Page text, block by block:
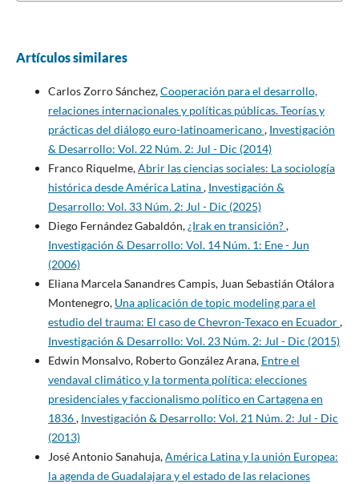
Artículos similares
Carlos Zorro Sánchez,Cooperación para el desarrollo,
relaciones internacionales y políticas públicas. Teorías y
prácticas del diálogo euro-latinoamericano, Investigación
& Desarrollo: Vol. 22 Núm. 2: Jul - Dic (2014)
Franco Riquelme,Abrir las ciencias sociales: La sociología
histórica desde América Latina, Investigación &
Desarrollo: Vol. 33 Núm. 2: Jul - Dic (2025)
Diego Fernández Gabaldón,¿Irak en transición?,
Investigación & Desarrollo: Vol. 14 Núm. 1: Ene - Jun
(2006)
Eliana Marcela Sanandres Campis, Juan Sebastián Otálora
Montenegro, Una aplicación de topic modeling para el
estudio del trauma: El caso de Chevron-Texaco en Ecuador,
Investigación & Desarrollo: Vol. 23 Núm. 2: Jul - Dic (2015)
Edwin Monsalvo, Roberto González Arana, Entre el
vendaval climático y la tormenta política: elecciones
presidenciales y faccionalismo político en Cartagena en
1836, Investigación & Desarrollo: Vol. 21 Núm. 2: Jul - Dic
(2013)
José Antonio Sanahuja,América Latina y la unión Europea:
la agenda de Guadalajara y el estado de las relaciones